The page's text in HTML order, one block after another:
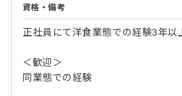
資格・備考
正社員にて洋食業態での経験3年以
＜歓迎＞
同業態での経験